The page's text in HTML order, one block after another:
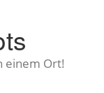
einem Ort!